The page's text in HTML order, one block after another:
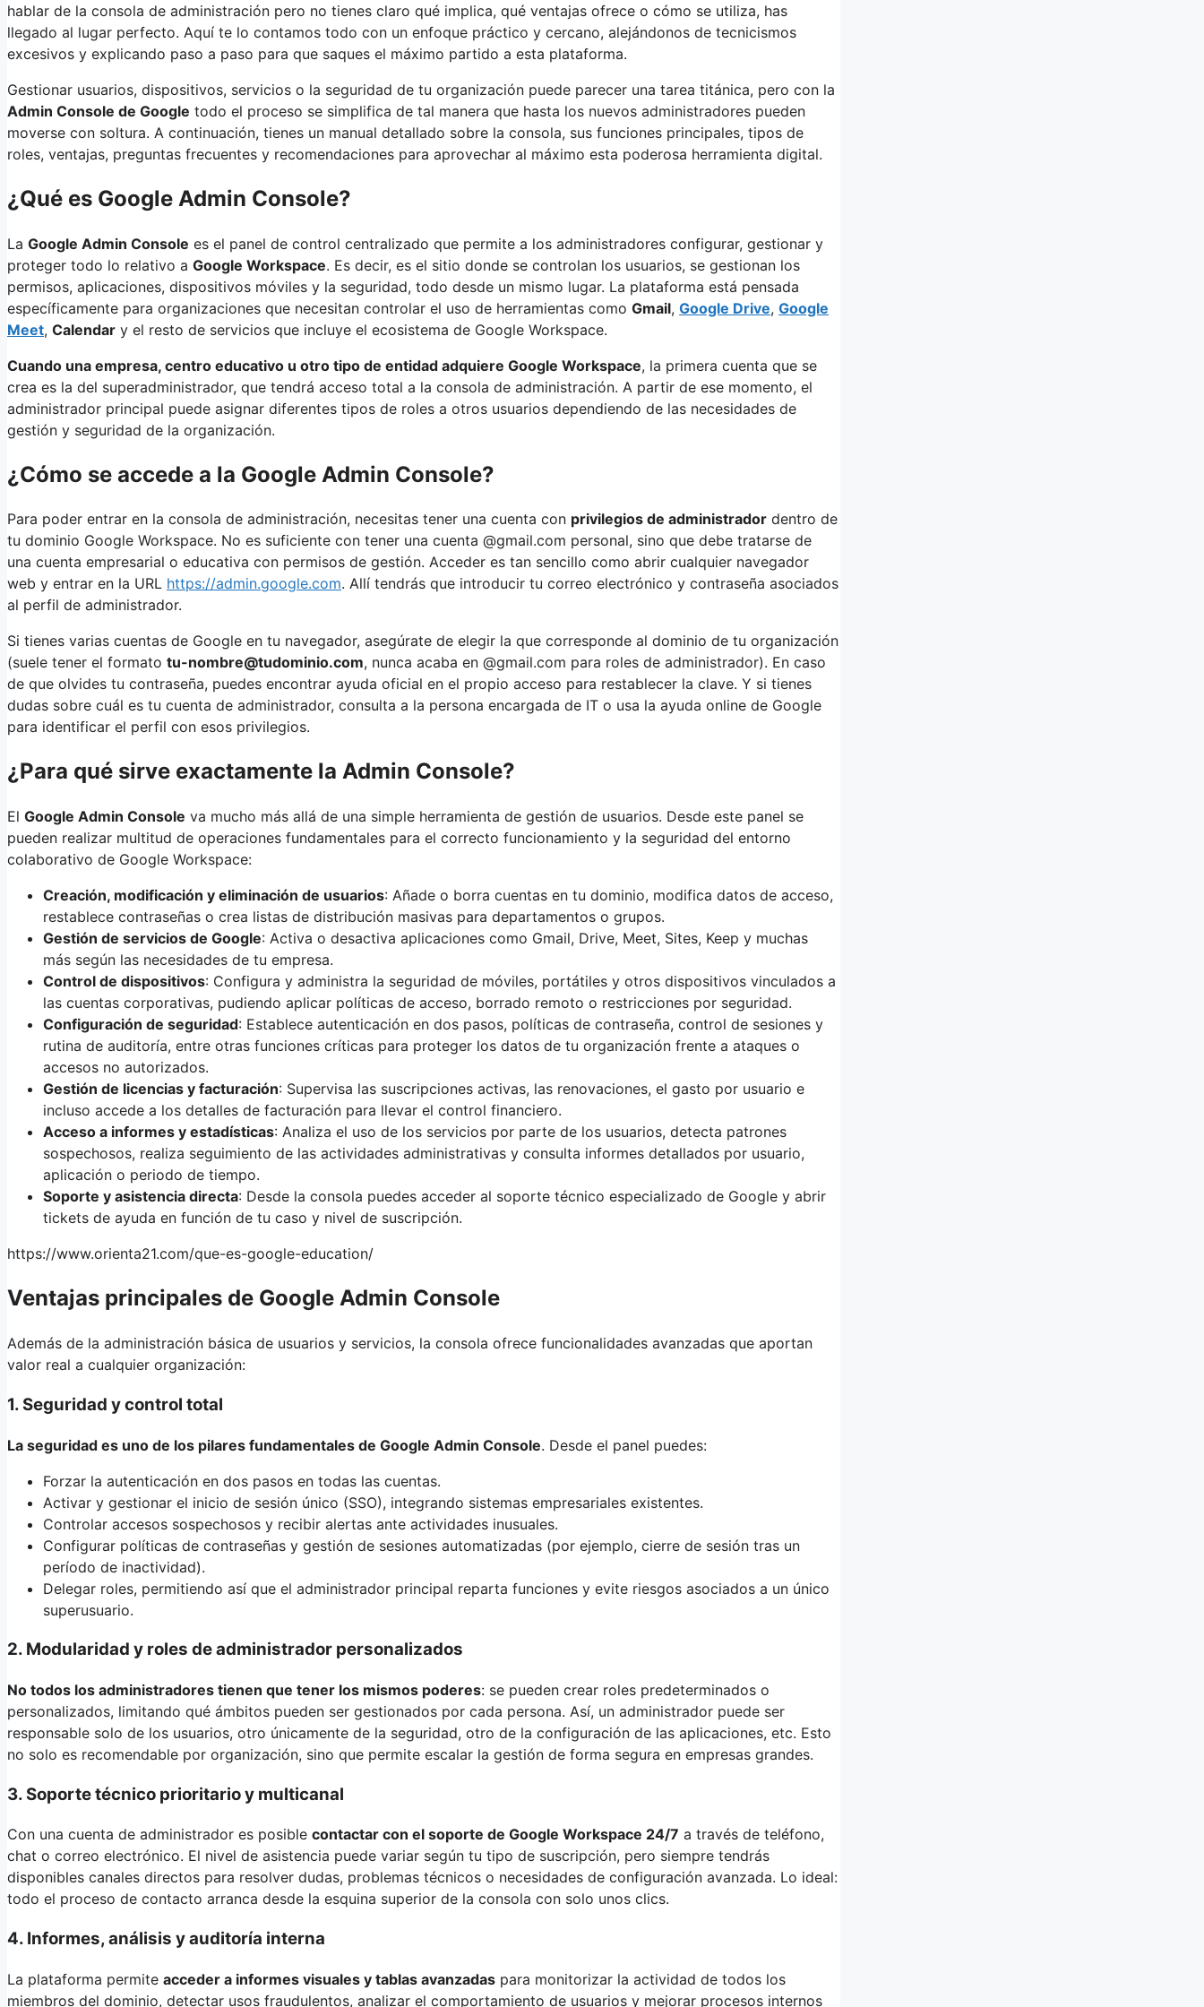
hablar de la consola de administración pero no tienes claro qué implica, qué ventajas ofrece o cómo se utiliza, has
llegado al lugar perfecto. Aquí te lo contamos todo con un enfoque práctico y cercano, alejándonos de tecnicismos
excesivos y explicando paso a paso para que saques el máximo partido a esta plataforma.
Gestionar usuarios, dispositivos, servicios o la seguridad de tu organización puede parecer una tarea titánica, pero con la
Admin Console de Google todo el proceso se simplifica de tal manera que hasta los nuevos administradores pueden
moverse con soltura. A continuación, tienes un manual detallado sobre la consola, sus funciones principales, tipos de
roles, ventajas, preguntas frecuentes y recomendaciones para aprovechar al máximo esta poderosa herramienta digital.
¿Qué es Google Admin Console?
La Google Admin Console es el panel de control centralizado que permite a los administradores configurar, gestionar y
proteger todo lo relativo a Google Workspace. Es decir, es el sitio donde se controlan los usuarios, se gestionan los
permisos, aplicaciones, dispositivos móviles y la seguridad, todo desde un mismo lugar. La plataforma está pensada
específicamente para organizaciones que necesitan controlar el uso de herramientas como Gmail, Google Drive, Google
Meet, Calendar y el resto de servicios que incluye el ecosistema de Google Workspace.
Cuando una empresa, centro educativo u otro tipo de entidad adquiere Google Workspace, la primera cuenta que se
crea es la del superadministrador, que tendrá acceso total a la consola de administración. A partir de ese momento, el
administrador principal puede asignar diferentes tipos de roles a otros usuarios dependiendo de las necesidades de
gestión y seguridad de la organización.
¿Cómo se accede a la Google Admin Console?
Para poder entrar en la consola de administración, necesitas tener una cuenta con privilegios de administrador dentro de
tu dominio Google Workspace. No es suficiente con tener una cuenta @gmail.com personal, sino que debe tratarse de
una cuenta empresarial o educativa con permisos de gestión. Acceder es tan sencillo como abrir cualquier navegador
web y entrar en la URL https://admin.google.com. Allí tendrás que introducir tu correo electrónico y contraseña asociados
al perfil de administrador.
Si tienes varias cuentas de Google en tu navegador, asegúrate de elegir la que corresponde al dominio de tu organización
(suele tener el formato tu-nombre@tudominio.com, nunca acaba en @gmail.com para roles de administrador). En caso
de que olvides tu contraseña, puedes encontrar ayuda oficial en el propio acceso para restablecer la clave. Y si tienes
dudas sobre cuál es tu cuenta de administrador, consulta a la persona encargada de IT o usa la ayuda online de Google
para identificar el perfil con esos privilegios.
¿Para qué sirve exactamente la Admin Console?
El Google Admin Console va mucho más allá de una simple herramienta de gestión de usuarios. Desde este panel se
pueden realizar multitud de operaciones fundamentales para el correcto funcionamiento y la seguridad del entorno
colaborativo de Google Workspace:
Creación, modificación y eliminación de usuarios: Añade o borra cuentas en tu dominio, modifica datos de acceso,
restablece contraseñas o crea listas de distribución masivas para departamentos o grupos.
Gestión de servicios de Google: Activa o desactiva aplicaciones como Gmail, Drive, Meet, Sites, Keep y muchas
más según las necesidades de tu empresa.
Control de dispositivos: Configura y administra la seguridad de móviles, portátiles y otros dispositivos vinculados a
las cuentas corporativas, pudiendo aplicar políticas de acceso, borrado remoto o restricciones por seguridad.
Configuración de seguridad: Establece autenticación en dos pasos, políticas de contraseña, control de sesiones y
rutina de auditoría, entre otras funciones críticas para proteger los datos de tu organización frente a ataques o
accesos no autorizados.
Gestión de licencias y facturación: Supervisa las suscripciones activas, las renovaciones, el gasto por usuario e
incluso accede a los detalles de facturación para llevar el control financiero.
Acceso a informes y estadísticas: Analiza el uso de los servicios por parte de los usuarios, detecta patrones
sospechosos, realiza seguimiento de las actividades administrativas y consulta informes detallados por usuario,
aplicación o periodo de tiempo.
Soporte y asistencia directa: Desde la consola puedes acceder al soporte técnico especializado de Google y abrir
tickets de ayuda en función de tu caso y nivel de suscripción.
https://www.orienta21.com/que-es-google-education/
Ventajas principales de Google Admin Console
Además de la administración básica de usuarios y servicios, la consola ofrece funcionalidades avanzadas que aportan
valor real a cualquier organización:
1. Seguridad y control total
La seguridad es uno de los pilares fundamentales de Google Admin Console. Desde el panel puedes:
Forzar la autenticación en dos pasos en todas las cuentas.
Activar y gestionar el inicio de sesión único (SSO), integrando sistemas empresariales existentes.
Controlar accesos sospechosos y recibir alertas ante actividades inusuales.
Configurar políticas de contraseñas y gestión de sesiones automatizadas (por ejemplo, cierre de sesión tras un
período de inactividad).
Delegar roles, permitiendo así que el administrador principal reparta funciones y evite riesgos asociados a un único
superusuario.
2. Modularidad y roles de administrador personalizados
No todos los administradores tienen que tener los mismos poderes: se pueden crear roles predeterminados o
personalizados, limitando qué ámbitos pueden ser gestionados por cada persona. Así, un administrador puede ser
responsable solo de los usuarios, otro únicamente de la seguridad, otro de la configuración de las aplicaciones, etc. Esto
no solo es recomendable por organización, sino que permite escalar la gestión de forma segura en empresas grandes.
3. Soporte técnico prioritario y multicanal
Con una cuenta de administrador es posible contactar con el soporte de Google Workspace 24/7 a través de teléfono,
chat o correo electrónico. El nivel de asistencia puede variar según tu tipo de suscripción, pero siempre tendrás
disponibles canales directos para resolver dudas, problemas técnicos o necesidades de configuración avanzada. Lo ideal:
todo el proceso de contacto arranca desde la esquina superior de la consola con solo unos clics.
4. Informes, análisis y auditoría interna
La plataforma permite acceder a informes visuales y tablas avanzadas para monitorizar la actividad de todos los
miembros del dominio, detectar usos fraudulentos, analizar el comportamiento de usuarios y mejorar procesos internos